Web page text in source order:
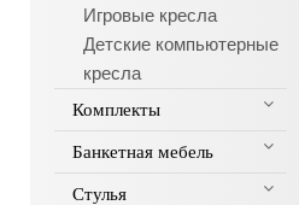
Игровые кресла
Детские компьютерные
кресла
Комплекты
Банкетная мебель
Стулья